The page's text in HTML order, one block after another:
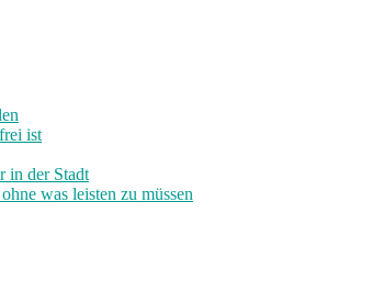
ist
in der Stadt
was leisten zu müssen